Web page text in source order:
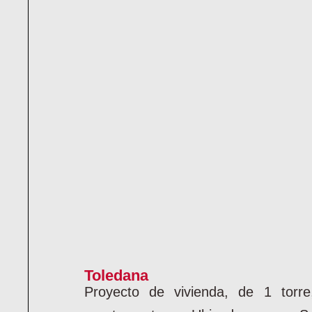
Toledana
Proyecto de vivienda, de 1